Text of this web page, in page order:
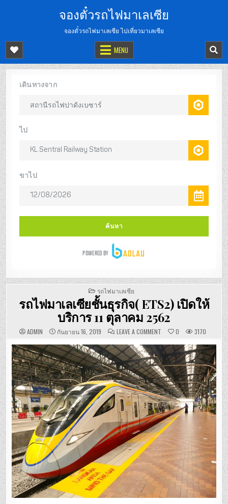
จองตั๋วรถไฟมาเลเซีย
จองตั๋วรถไฟมาเลเซีย ไปเที่ยวมาเลเซีย
MENU
POSTED
IN
รถไฟมาเลเซีย
รถไฟมาเลเซียชั้นธุรกิจ( ETS2) เปิดให้
บริการ 11 ตุลาคม 2562
ADMIN กันยายน 16, 2019 LEAVE A COMMENTON
รถไฟ
มาเลเซีย
ชั้น
ธุรกิจ(
ETS2)
เปิด
ให้
บริการ
11
ตุลาคม
2562
0 3170